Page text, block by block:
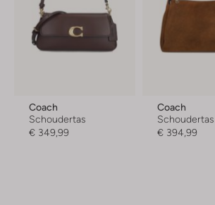
Coach
Schoudertas
€ 349,99
Coach
Schoudertas
€ 394,99